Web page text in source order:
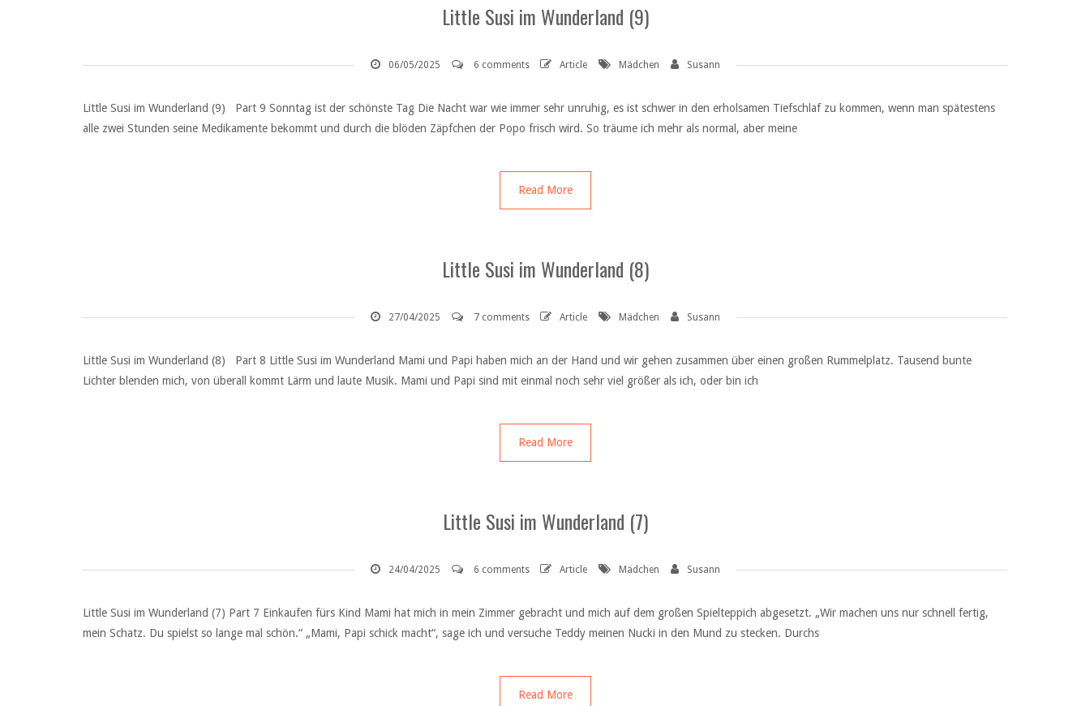
Little Susi im Wunderland (9)
06/05/2025 6 comments Article Mädchen Susann
Little Susi im Wunderland (9) Part 9 Sonntag ist der schönste Tag Die Nacht war wie immer sehr unruhig, es ist schwer in den erholsamen Tiefschlaf zu kommen, wenn man spätestens
alle zwei Stunden seine Medikamente bekommt und durch die blöden Zäpfchen der Popo frisch wird. So träume ich mehr als normal, aber meine
Read More
Little Susi im Wunderland (8)
27/04/2025 7 comments Article Mädchen Susann
Little Susi im Wunderland (8) Part 8 Little Susi im Wunderland Mami und Papi haben mich an der Hand und wir gehen zusammen über einen großen Rummelplatz. Tausend bunte
Lichter blenden mich, von überall kommt Lärm und laute Musik. Mami und Papi sind mit einmal noch sehr viel größer als ich, oder bin ich
Read More
Little Susi im Wunderland (7)
24/04/2025 6 comments Article Mädchen Susann
Little Susi im Wunderland (7) Part 7 Einkaufen fürs Kind Mami hat mich in mein Zimmer gebracht und mich auf dem großen Spielteppich abgesetzt. „Wir machen uns nur schnell fertig,
mein Schatz. Du spielst so lange mal schön.“ „Mami, Papi schick macht“, sage ich und versuche Teddy meinen Nucki in den Mund zu stecken. Durchs
Read More